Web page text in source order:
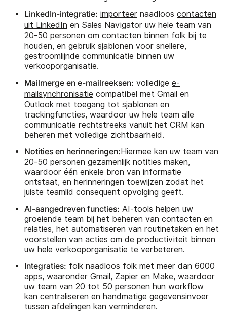
LinkedIn-integratie: importeer naadloos contacten
uit LinkedIn en Sales Navigator uw hele team van
20-50 personen om contacten binnen folk bij te
houden, en gebruik sjablonen voor snellere,
gestroomlijnde communicatie binnen uw
verkooporganisatie.
Mailmerge en e-mailreeksen: volledige e-
mailsynchronisatie compatibel met Gmail en
Outlook met toegang tot sjablonen en
trackingfuncties, waardoor uw hele team alle
communicatie rechtstreeks vanuit het CRM kan
beheren met volledige zichtbaarheid.
Notities en herinneringen:Hiermee kan uw team van
20-50 personen gezamenlijk notities maken,
waardoor één enkele bron van informatie
ontstaat, en herinneringen toewijzen zodat het
juiste teamlid consequent opvolging geeft.
AI-aangedreven functies: AI-tools helpen uw
groeiende team bij het beheren van contacten en
relaties, het automatiseren van routinetaken en het
voorstellen van acties om de productiviteit binnen
uw hele verkooporganisatie te verbeteren.
Integraties: folk naadloos folk met meer dan 6000
apps, waaronder Gmail, Zapier en Make, waardoor
uw team van 20 tot 50 personen hun workflow
kan centraliseren en handmatige gegevensinvoer
tussen afdelingen kan verminderen.